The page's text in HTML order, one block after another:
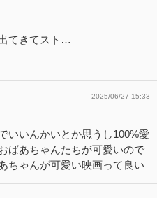
てきてスト…
2025/06/27 15:33
いいんかいとか思うし100%愛
ばあちゃんたちが可愛いので
ゃんが可愛い映画って良い